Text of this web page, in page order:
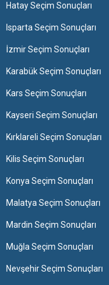
Hatay Seçim Sonuçları
Isparta Seçim Sonuçları
İzmir Seçim Sonuçları
Karabük Seçim Sonuçları
Kars Seçim Sonuçları
Kayseri Seçim Sonuçları
Kırklareli Seçim Sonuçları
Kilis Seçim Sonuçları
Konya Seçim Sonuçları
Malatya Seçim Sonuçları
Mardin Seçim Sonuçları
Muğla Seçim Sonuçları
Nevşehir Seçim Sonuçları